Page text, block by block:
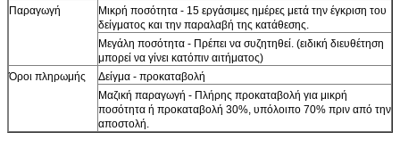
Παραγωγή
Μικρή ποσότητα - 15 εργάσιμες ημέρες μετά την έγκριση του
δείγματος και την παραλαβή της κατάθεσης.
Μεγάλη ποσότητα - Πρέπει να συζητηθεί. (ειδική διευθέτηση
μπορεί να γίνει κατόπιν αιτήματος)
Όροι πληρωμής
Δείγμα - προκαταβολή
Μαζική παραγωγή - Πλήρης προκαταβολή για μικρή
ποσότητα ή προκαταβολή 30%, υπόλοιπο 70% πριν από την
αποστολή.